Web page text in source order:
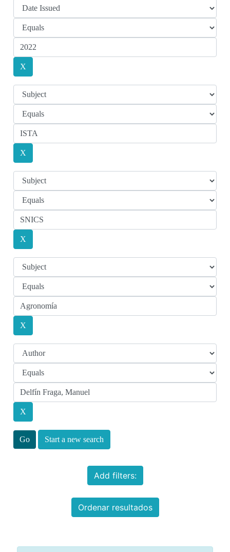
Start a new search
Add filters:
Ordenar resultados